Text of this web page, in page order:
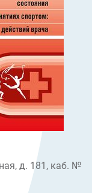
д. 181, каб. №